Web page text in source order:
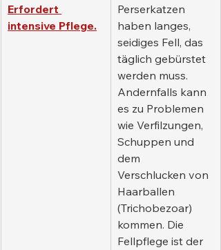
Erfordert
intensive Pflege.
Perserkatzen
haben langes,
seidiges Fell, das
täglich gebürstet
werden muss.
Andernfalls kann
es zu Problemen
wie Verfilzungen,
Schuppen und
dem
Verschlucken von
Haarballen
(Trichobezoar)
kommen. Die
Fellpflege ist der